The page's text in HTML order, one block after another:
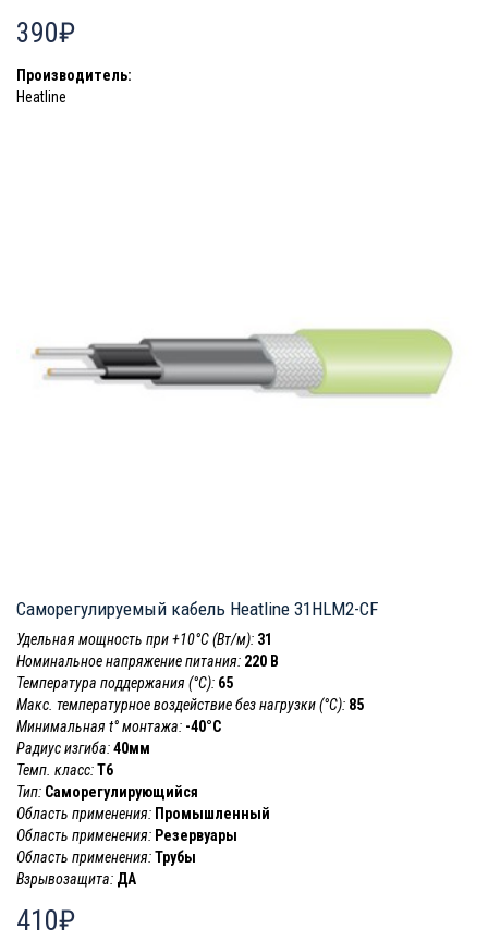
390₽
Производитель:
Heatline
Саморегулируемый кабель Heatline 31HLM2-CF
Удельная мощность при +10°С (Вт/м): 31
Номинальное напряжение питания: 220 В
Температура поддержания (°С): 65
Макс. температурное воздействие без нагрузки (°С): 85
Минимальная t° монтажа: -40°С
Радиус изгиба:40мм
Темп. класс:T6
Тип: Саморегулирующийся
Область применения: Промышленный
Область применения: Резервуары
Область применения:Трубы
Взрывозащита: ДА
410₽